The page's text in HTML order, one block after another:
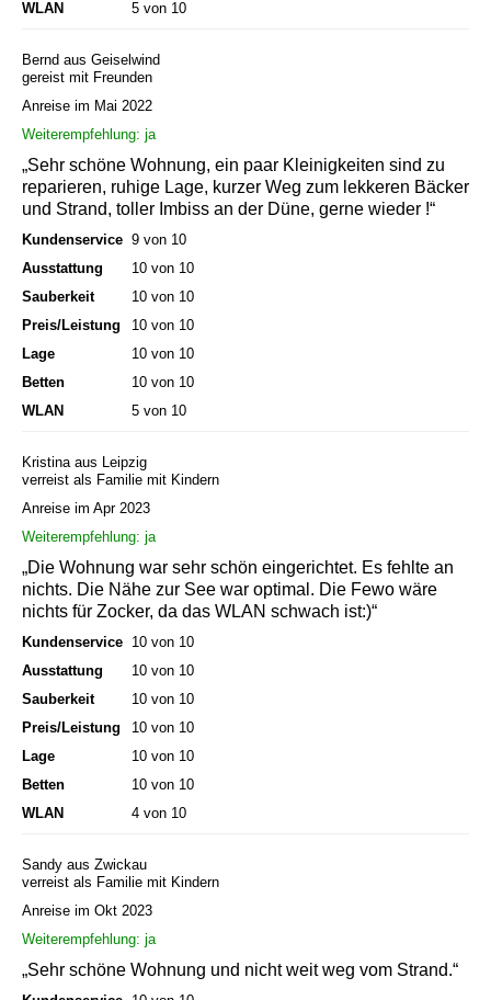
WLAN
5 von 10
Bernd aus Geiselwind
gereist mit Freunden
Anreise im Mai 2022
Weiterempfehlung: ja
„Sehr schöne Wohnung, ein paar Kleinigkeiten sind zu
reparieren, ruhige Lage, kurzer Weg zum lekkeren Bäcker
und Strand, toller Imbiss an der Düne, gerne wieder !“
Kundenservice 9 von 10
Ausstattung
10 von 10
Sauberkeit
10 von 10
Preis/Leistung
10 von 10
Lage
10 von 10
Betten
10 von 10
WLAN
5 von 10
Kristina aus Leipzig
verreist als Familie mit Kindern
Anreise im Apr 2023
Weiterempfehlung: ja
„Die Wohnung war sehr schön eingerichtet. Es fehlte an
nichts. Die Nähe zur See war optimal. Die Fewo wäre
nichts für Zocker, da das WLAN schwach ist:)“
Kundenservice 10 von 10
Ausstattung
10 von 10
Sauberkeit
10 von 10
Preis/Leistung
10 von 10
Lage
10 von 10
Betten
10 von 10
WLAN
4 von 10
Sandy aus Zwickau
verreist als Familie mit Kindern
Anreise im Okt 2023
Weiterempfehlung: ja
„Sehr schöne Wohnung und nicht weit weg vom Strand.“